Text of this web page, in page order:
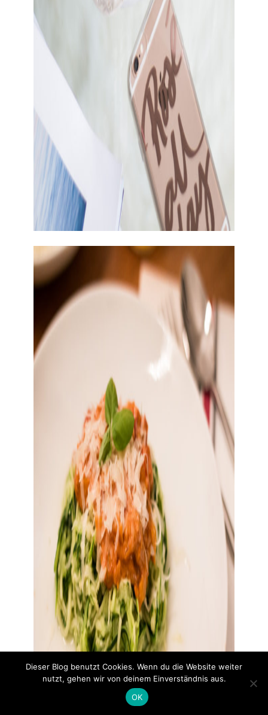
Dieser Blog benutzt Cookies. Wenn du die Website weiter
nutzt, gehen wir von deinem Einverständnis aus.
OK